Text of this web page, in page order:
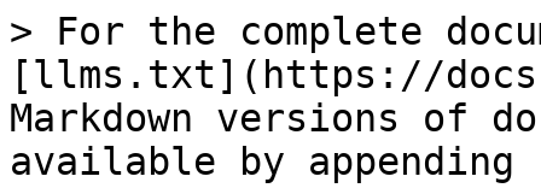
> For the complete
[llms.txt](https://
Markdown versions of
available by